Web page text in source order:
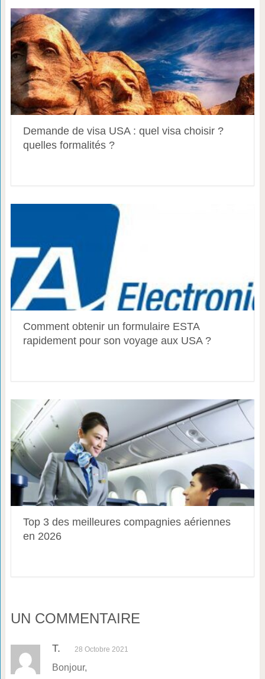
Demande de visa USA : quel visa choisir ?
quelles formalités ?
Comment obtenir un formulaire ESTA
rapidement pour son voyage aux USA ?
Top 3 des meilleures compagnies aériennes
en 2026
UN COMMENTAIRE
T. 28 Octobre 2021
Bonjour,